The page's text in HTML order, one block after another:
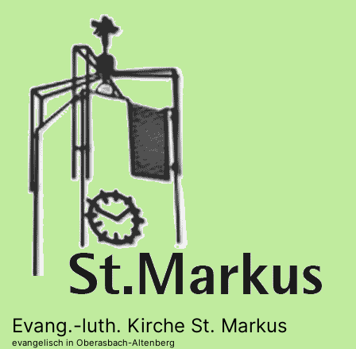
Evang.-luth. Kirche St. Markus
evangelisch in Oberasbach-Altenberg